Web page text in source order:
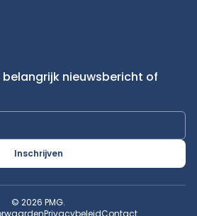
nieuwsbericht of
Inschrijven
© 2026 PMG.